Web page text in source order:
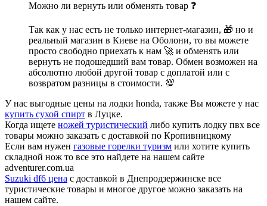
Можно ли вернуть или обменять товар ❓
Так как у нас есть не только интернет-магазин, 🎁 но и
реальный магазин в Киеве на Оболони, то вы можете
просто свободно приехать к нам 🚀 и обменять или
вернуть не подошедший вам товар. Обмен возможен на
абсолютно любой другой товар с доплатой или с
возвратом разницы в стоимости. 💯
У нас выгодные цены на лодки honda, также Вы можете у нас
купить сухой спирт в Луцке.
Когда ищете ножей туристический либо купить лодку пвх все
товары можно заказать с доставкой по Кропивницкому
Если вам нужен газовые горелки туризм или хотите купить
складной нож то все это найдете на нашем сайте
adventurer.com.ua
Suzuki df6 цена с доставкой в Днепродзержинске все
туристические товары и многое другое можно заказать на
нашем сайте.